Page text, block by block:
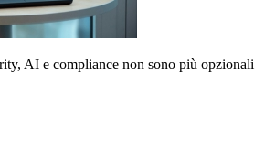
AI e compliance non sono più opzionali